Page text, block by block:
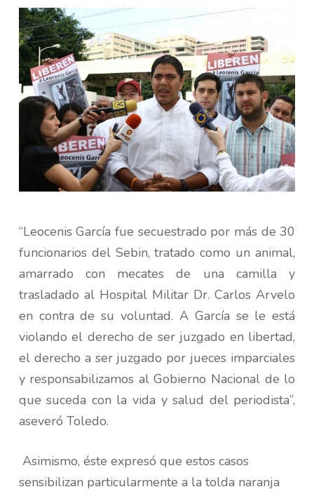
“Leocenis García fue secuestrado por más de 30
funcionarios del Sebin, tratado como un animal,
amarrado con mecates de una camilla y
trasladado al Hospital Militar Dr. Carlos Arvelo
en contra de su voluntad. A García se le está
violando el derecho de ser juzgado en libertad,
el derecho a ser juzgado por jueces imparciales
y responsabilizamos al Gobierno Nacional de lo
que suceda con la vida y salud del periodista”,
aseveró Toledo.
Asimismo, éste expresó que estos casos
sensibilizan particularmente a la tolda naranja